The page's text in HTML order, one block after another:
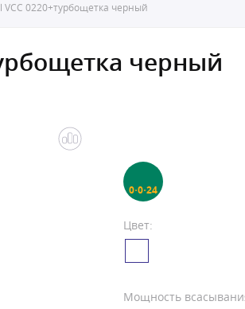
VCC 0220+турбощетка черный
черный
0·0·24
Цвет:
Мощность